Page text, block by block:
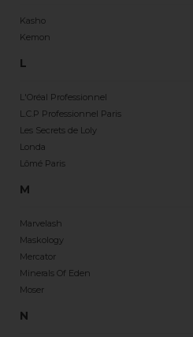
Kasho
Kemon
L
L'Oréal Professionnel
L.C.P Professionnel Paris
Les Secrets de Loly
Londa
Lômé Paris
M
Marvelash
Maskology
Mercator
Minerals Of Eden
Moser
N